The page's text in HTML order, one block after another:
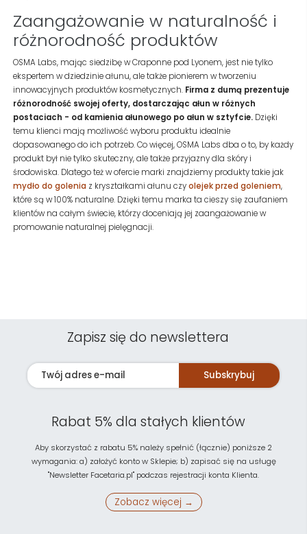
Zaangażowanie w naturalność i
różnorodność produktów
OSMA Labs, mając siedzibę w Craponne pod Lyonem, jest nie tylko
ekspertem w dziedzinie ałunu, ale także pionierem w tworzeniu
innowacyjnych produktów kosmetycznych. Firma z dumą prezentuje
różnorodność swojej oferty, dostarczając ałun w różnych
postaciach - od kamienia ałunowego po ałun w sztyfcie. Dzięki
temu klienci mają możliwość wyboru produktu idealnie
dopasowanego do ich potrzeb. Co więcej, OSMA Labs dba o to, by każdy
produkt był nie tylko skuteczny, ale także przyjazny dla skóry i
środowiska. Dlatego też w ofercie marki znajdziemy produkty takie jak
mydło do golenia z kryształkami ałunu czyolejek przed goleniem,
które są w 100% naturalne. Dzięki temu marka ta cieszy się zaufaniem
klientów na całym świecie, którzy doceniają jej zaangażowanie w
promowanie naturalnej pielęgnacji.
Zapisz się do newslettera
Subskrybuj
Rabat 5% dla stałych klientów
Aby skorzystać z rabatu 5% należy spełnić (łącznie) poniższe 2
wymagania: a) założyć konto w Sklepie; b) zapisać się na usługę
"Newsletter Facetaria.pl" podczas rejestracji konta Klienta.
Zobacz więcej →